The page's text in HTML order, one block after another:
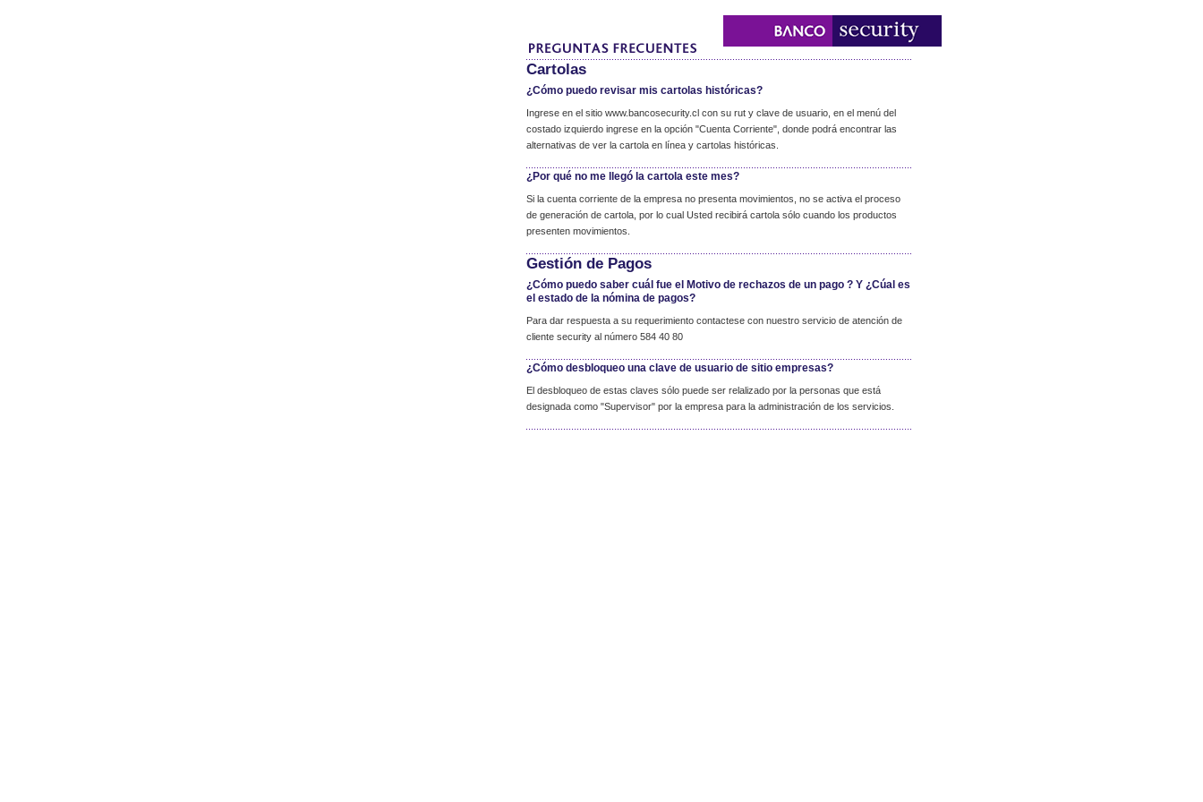
Cartolas
¿Cómo puedo revisar mis cartolas históricas?
Ingrese en el sitio www.bancosecurity.cl con su rut y clave de usuario, en el menú del
costado izquierdo ingrese en la opción "Cuenta Corriente", donde podrá encontrar las
alternativas de ver la cartola en línea y cartolas históricas.
¿Por qué no me llegó la cartola este mes?
Si la cuenta corriente de la empresa no presenta movimientos, no se activa el proceso
de generación de cartola, por lo cual Usted recibirá cartola sólo cuando los productos
presenten movimientos.
Gestión de Pagos
¿Cómo puedo saber cuál fue el Motivo de rechazos de un pago ? Y ¿Cúal es
el estado de la nómina de pagos?
Para dar respuesta a su requerimiento contactese con nuestro servicio de atención de
cliente security al número 584 40 80
¿Cómo desbloqueo una clave de usuario de sitio empresas?
El desbloqueo de estas claves sólo puede ser relalizado por la personas que está
designada como "Supervisor" por la empresa para la administración de los servicios.